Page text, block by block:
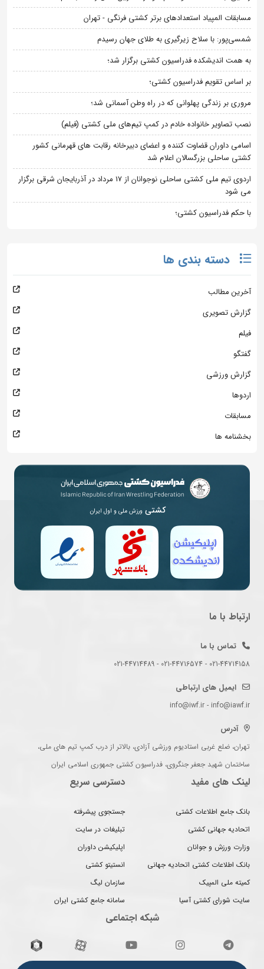
مسابقات المپیاد استعدادهای برتر کشتی فرنگی - تهران
شمسی‌پور: با سلاح زیرگیری به طلای جهان رسیدم
به همت اندیشکده فدراسیون کشتی برگزار شد؛
بر اساس تقویم فدراسیون کشتی؛
مروری بر زندگی پهلوانی که در راه وطن آسمانی شد؛
نصب تصاویر خانواده خادم در کمپ تیم‌های ملی کشتی (فیلم)
اسامی داوران قضاوت کننده و اعضای دبیرخانه رقابت های قهرمانی کشور
کشتی ساحلی بزرگسالان اعلام شد
اردوی تیم ملی کشتی ساحلی نوجوانان از 17 مرداد در آذربایجان شرقی برگزار
می شود
با حکم فدراسیون کشتی؛
دسته بندی ها
آخرین مطالب
گزارش تصویری
فیلم
گفتگو
گزارش ورزشی
اردوها
مسابقات
بخشنامه ها
کشتی ورزش ملی و اول ایران
ارتباط با ما
تماس با ما
021-44714158 - 021-44716574 - 021-44714489
ایمیل های ارتباطی
info@iwf.ir - info@iawf.ir
آدرس
تهران، ضلع غربی استادیوم ورزشی آزادی، بالاتر از درب کمپ تیم های ملی،
ساختمان شهید جعفر جنگروی، فدراسیون کشتی جمهوری اسلامی ایران
لینک های مفید
بانک جامع اطلاعات کشتی
اتحادیه جهانی کشتی
وزارت ورزش و جوانان
بانک اطلاعات کشتی اتحادیه جهانی
کمیته ملی المپیک
سایت شورای کشتی آسیا
دسترسی سریع
جستجوی پیشرفته
تبلیغات در سایت
اپلیکیشن داوران
انستیتو کشتی
سازمان لیگ
سامانه جامع کشتی ایران
شبکه اجتماعی